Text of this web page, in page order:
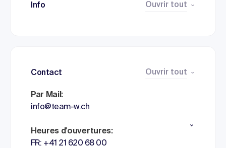
Info Ouvrir tout
Contact Ouvrir tout
Par Mail:
info@team-w.ch
Heures d'ouvertures:
FR: +41 21 620 68 00